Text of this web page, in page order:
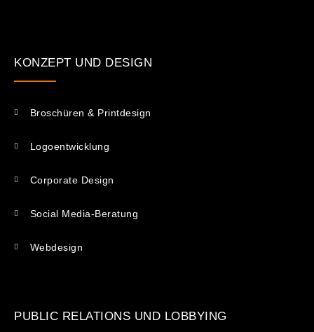
KONZEPT UND DESIGN
Broschüren & Printdesign
Logoentwicklung
Corporate Design
Social Media-Beratung
Webdesign
PUBLIC RELATIONS UND LOBBYING